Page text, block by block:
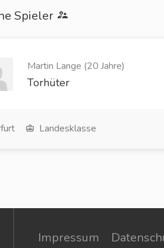
Spieler
Martin Lange (20 Jahre)
Torhüter
Landesklasse
Impressum